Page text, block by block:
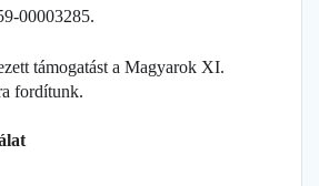
00003285.
támogatást a Magyarok XI.
fordítunk.